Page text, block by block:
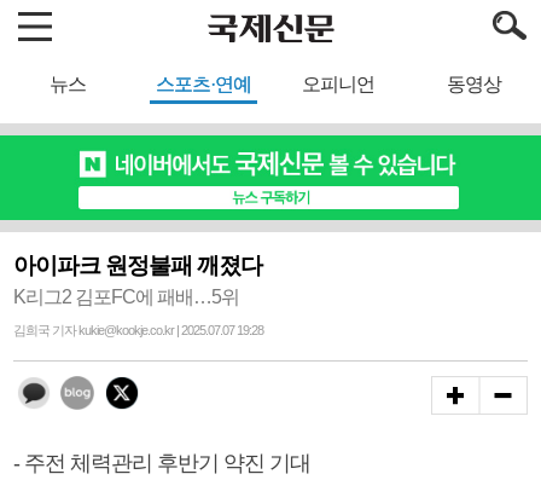
뉴스 스포츠·연예 오피니언 동영상
아이파크 원정불패 깨졌다
K리그2 김포FC에 패배…5위
김희국 기자 kukie@kookje.co.kr | 2025.07.07 19:28
- 주전 체력관리 후반기 약진 기대